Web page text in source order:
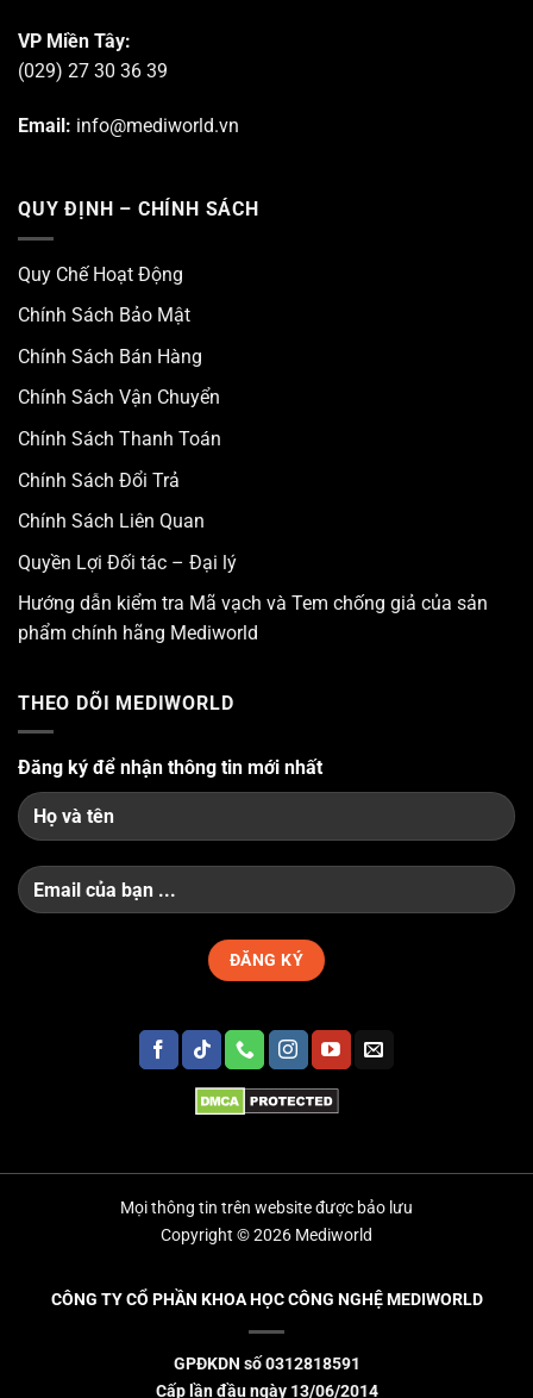
VP Miền Tây:
(029) 27 30 36 39
Email: info@mediworld.vn
QUY ĐỊNH – CHÍNH SÁCH
Quy Chế Hoạt Động
Chính Sách Bảo Mật
Chính Sách Bán Hàng
Chính Sách Vận Chuyển
Chính Sách Thanh Toán
Chính Sách Đổi Trả
Chính Sách Liên Quan
Quyền Lợi Đối tác – Đại lý
Hướng dẫn kiểm tra Mã vạch và Tem chống giả của sản
phẩm chính hãng Mediworld
THEO DÕI MEDIWORLD
Đăng ký để nhận thông tin mới nhất
Mọi thông tin trên website được bảo lưu
Copyright © 2026 Mediworld
CÔNG TY CỔ PHẦN KHOA HỌC CÔNG NGHỆ MEDIWORLD
GPĐKDN số 0312818591
Cấp lần đầu ngày 13/06/2014